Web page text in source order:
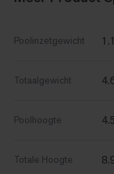
Poolinzetgewicht
Totaalgewicht
Poolhoogte
Totale Hoogte